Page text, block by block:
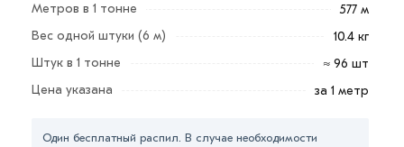
Стальные водопроводные трубы смело можно
бетонировать и в стене, и в бетонной стяжке.
Оцинкованные трубы 20х2,8 мм можно купить на
сайте
любым объемом, включая
Метров в 1 тонне
577 м
Вес одной штуки (6 м)
10.4 кг
Штук в 1 тонне
≈ 96 шт
Цена указана
за 1 метр
Один бесплатный распил. В случае необходимости